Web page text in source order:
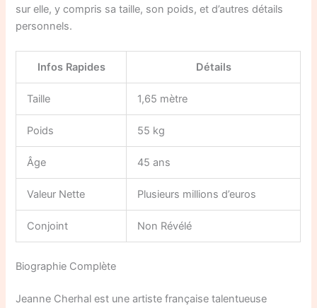
sur elle, y compris sa taille, son poids, et d’autres détails
personnels.
Infos Rapides Détails
Taille 1,65 mètre
Poids 55 kg
Âge 45 ans
Valeur Nette Plusieurs millions d’euros
Conjoint Non Révélé
Biographie Complète
Jeanne Cherhal est une artiste française talentueuse